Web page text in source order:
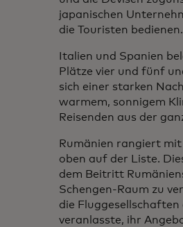
japanischen
die Touristen bedienen.
Italien und Spanien
Plätze vier und fünf
sich einer starken
warmem, sonnigem
Reisenden aus der
Rumänien rangiert
oben auf der Liste.
dem Beitritt
Schengen-Raum zu
die Fluggesellschaften
veranlasste, ihr